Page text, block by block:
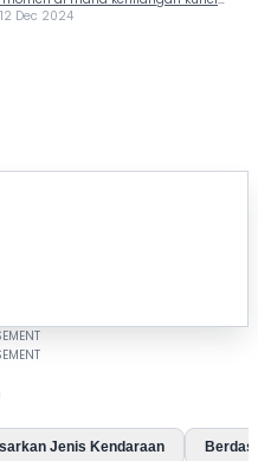
besar. Apalagi jika mobilmu
Dec 2024
Jenis Kendaraan